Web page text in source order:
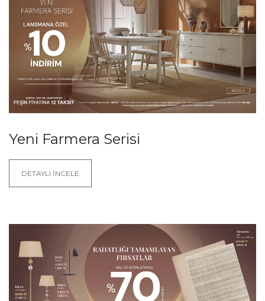
Yeni Farmera Serisi
DETAYLI İNCELE